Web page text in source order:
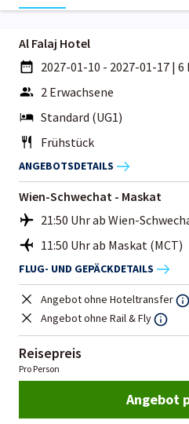
Al Falaj Hotel
2027-01-10 - 2027-01-17 | 6
2 Erwachsene
Standard (UG1)
Frühstück
ANGEBOTSDETAILS
Wien-Schwechat - Maskat
21:50 Uhr ab Wien-
11:50 Uhr ab Maskat (MCT)
FLUG- UND GEPÄCKDETAILS
Angebot ohne Hoteltransfer
Angebot ohne Rail & Fly
Reisepreis
Pro Person
Angebot